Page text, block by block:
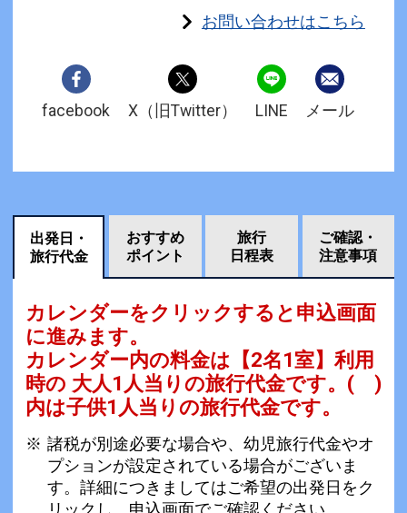
お問い合わせはこちら
facebook X（旧Twitter） LINE メール
出発日・
旅行代金
おすすめ
ポイント
旅行
日程表
ご確認・
注意事項
カレンダーをクリックすると申込画面
に進みます。
カレンダー内の料金は 【2名1室】利用
時の 大人1人当りの旅行代金です。 ( )
内は子供1人当りの旅行代金です。
諸税が別途必要な場合や、幼児旅行代金やオ
プションが設定されている場合がございま
す。詳細につきましてはご希望の出発日をク